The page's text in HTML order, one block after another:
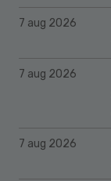
7 aug 2026
7 aug 2026
7 aug 2026